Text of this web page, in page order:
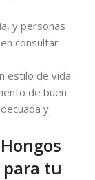
y personas
consultar
estilo de vida
de buen
y
tu